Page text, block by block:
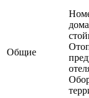
Общие